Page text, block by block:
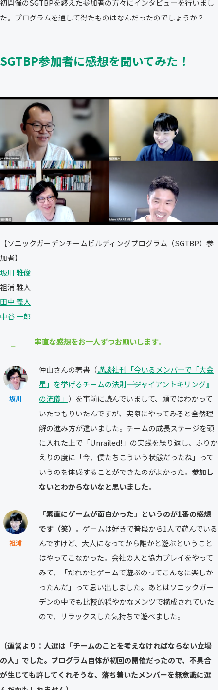
初開催のSGTBPを終えた参加者の方々にインタビューを行いまし
た。プログラムを通して得たものはなんだったのでしょうか？
SGTBP参加者に感想を聞いてみた！
【ソニックガーデンチームビルディングプログラム（SGTBP）参
加者】
坂川 雅俊
祖浦 雅人
田中 義人
中谷 一郎
率直な感想をお一人ずつお願いします。
坂川
仲山さんの著書（講談社刊「今いるメンバーで「大金
星」を挙げるチームの法則――『ジャイアントキリング』
の流儀」 ）を事前に読んでいまして、頭ではわかって
いたつもりいたんですが、実際にやってみると全然理
解の進み方が違いました。チームの成長ステージを頭
に入れた上で「Unrailed!」の実践を繰り返し、ふりか
えりの度に「今、僕たちこういう状態だったね」って
いうのを体感することができたのがよかった。 参加し
ないとわからないなと思いました。
祖浦
「素直にゲームが面白かった」というのが1番の感想
です（笑）。 ゲームは好きで普段から1人で遊んでいる
んですけど、大人になってから誰かと遊ぶということ
はやってこなかった。会社の人と協力プレイをやって
みて、「だれかとゲームで遊ぶのってこんなに楽しか
ったんだ」って思い出しました。あとはソニックガー
デンの中でも比較的穏やかなメンツで構成されていた
ので、リラックスした気持ちで遊べました。
（運営より：人選は「チームのことを考えなければならない立場
の人」でした。プログラム自体が初回の開催だったので、不具合
が生じても許してくれそうな、落ち着いたメンバーを無意識に選